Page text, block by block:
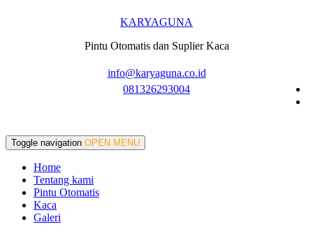
KARYAGUNA
Pintu Otomatis dan Suplier Kaca
info@karyaguna.co.id
081326293004
Toggle navigation OPEN MENU
Home
Tentang kami
Pintu Otomatis
Kaca
Galeri